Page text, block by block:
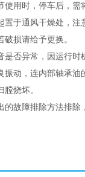
用时，停车后，
于通风干燥处，
损请给予更换。
是否异常，因运行
振动，连内部轴承
烧坏。
故障排除方法排